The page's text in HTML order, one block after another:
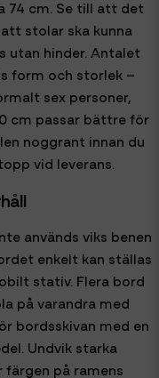
74 cm. Se till att det
stolar ska kunna
utan hinder. Antalet
form och storlek –
sex personer,
cm passar bättre för
noggrant innan du
vid leverans.
används viks benen
enkelt kan ställas
stativ. Flera bord
på varandra med
bordsskivan med en
Undvik starka
färgen på ramens